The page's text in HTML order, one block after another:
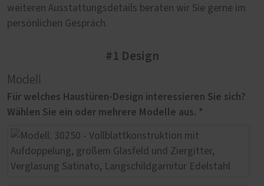
weiteren Ausstattungsdetails beraten wir Sie gerne im
persönlichen Gespräch.
#1 Design
Modell
Für welches Haustüren-Design interessieren Sie sich?
Wählen Sie ein oder mehrere Modelle aus. *